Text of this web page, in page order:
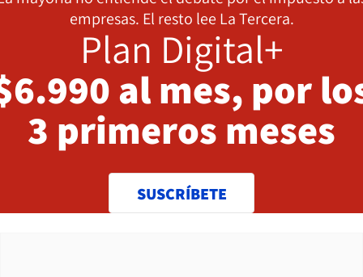
empresas. El resto lee La Tercera.
Plan Digital+
al mes, por
3 primeros meses
SUSCRÍBETE